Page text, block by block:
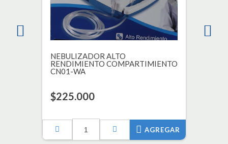
NEBULIZADOR ALTO
RENDIMIENTO COMPARTIMIENTO
CN01-WA
$225.000
AGREGAR